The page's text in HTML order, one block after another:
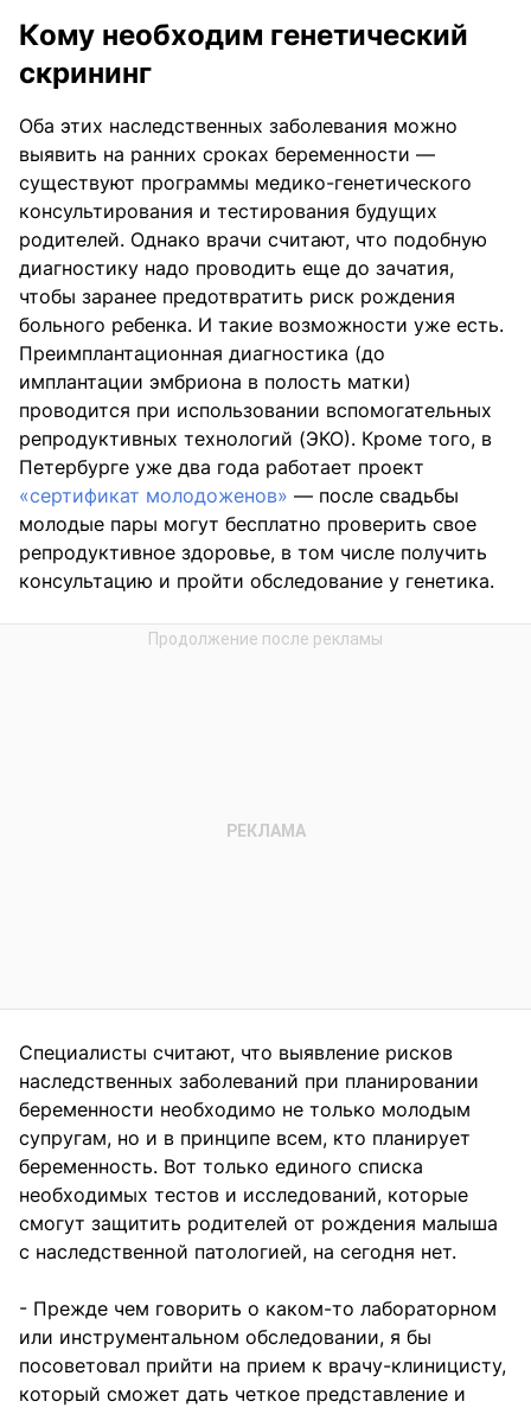
Кому необходим генетический
скрининг
Оба этих наследственных заболевания можно
выявить на ранних сроках беременности —
существуют программы медико-генетического
консультирования и тестирования будущих
родителей. Однако врачи считают, что подобную
диагностику надо проводить еще до зачатия,
чтобы заранее предотвратить риск рождения
больного ребенка. И такие возможности уже есть.
Преимплантационная диагностика (до
имплантации эмбриона в полость матки)
проводится при использовании вспомогательных
репродуктивных технологий (ЭКО). Кроме того, в
Петербурге уже два года работает проект
«сертификат молодоженов» — после свадьбы
молодые пары могут бесплатно проверить свое
репродуктивное здоровье, в том числе получить
консультацию и пройти обследование у генетика.
Специалисты считают, что выявление рисков
наследственных заболеваний при планировании
беременности необходимо не только молодым
супругам, но и в принципе всем, кто планирует
беременность. Вот только единого списка
необходимых тестов и исследований, которые
смогут защитить родителей от рождения малыша
с наследственной патологией, на сегодня нет.
- Прежде чем говорить о каком-то лабораторном
или инструментальном обследовании, я бы
посоветовал прийти на прием к врачу-клиницисту,
который сможет дать четкое представление и